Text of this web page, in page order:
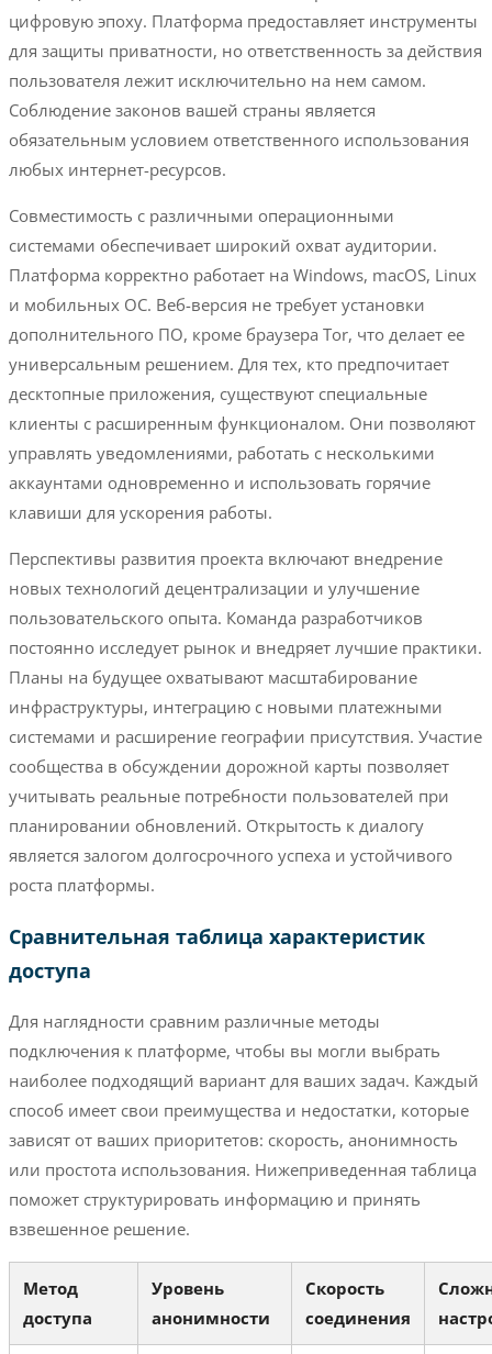
цифровую эпоху. Платформа предоставляет инструменты
для защиты приватности, но ответственность за действия
пользователя лежит исключительно на нем самом.
Соблюдение законов вашей страны является
обязательным условием ответственного использования
любых интернет-ресурсов.
Совместимость с различными операционными
системами обеспечивает широкий охват аудитории.
Платформа корректно работает на Windows, macOS, Linux
и мобильных ОС. Веб-версия не требует установки
дополнительного ПО, кроме браузера Tor, что делает ее
универсальным решением. Для тех, кто предпочитает
десктопные приложения, существуют специальные
клиенты с расширенным функционалом. Они позволяют
управлять уведомлениями, работать с несколькими
аккаунтами одновременно и использовать горячие
клавиши для ускорения работы.
Перспективы развития проекта включают внедрение
новых технологий децентрализации и улучшение
пользовательского опыта. Команда разработчиков
постоянно исследует рынок и внедряет лучшие практики.
Планы на будущее охватывают масштабирование
инфраструктуры, интеграцию с новыми платежными
системами и расширение географии присутствия. Участие
сообщества в обсуждении дорожной карты позволяет
учитывать реальные потребности пользователей при
планировании обновлений. Открытость к диалогу
является залогом долгосрочного успеха и устойчивого
роста платформы.
Сравнительная таблица характеристик
доступа
Для наглядности сравним различные методы
подключения к платформе, чтобы вы могли выбрать
наиболее подходящий вариант для ваших задач. Каждый
способ имеет свои преимущества и недостатки, которые
зависят от ваших приоритетов: скорость, анонимность
или простота использования. Нижеприведенная таблица
поможет структурировать информацию и принять
взвешенное решение.
Метод
доступа
Уровень
анонимности
Скорость
соединения